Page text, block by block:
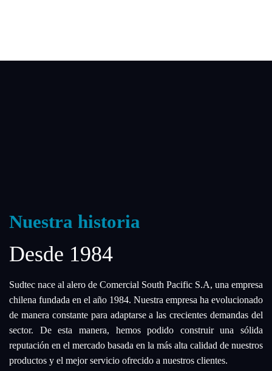
Nuestra historia
Desde 1984
Sudtec nace al alero de Comercial South Pacific S.A, una empresa
chilena fundada en el año 1984. Nuestra empresa ha evolucionado
de manera constante para adaptarse a las crecientes demandas del
sector. De esta manera, hemos podido construir una sólida
reputación en el mercado basada en la más alta calidad de nuestros
productos y el mejor servicio ofrecido a nuestros clientes.